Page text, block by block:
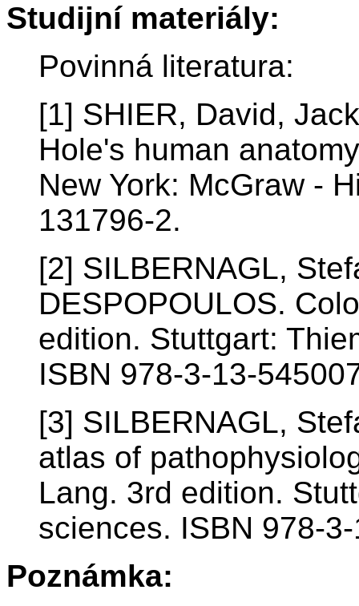
Studijní materiály:
Povinná literatura:
[1] SHIER, David,
Hole's human
New York: McGraw -
131796-2.
[2] SILBERNAGL,
DESPOPOULOS.
edition. Stuttgart:
ISBN 978-3-13-
[3] SILBERNAGL,
atlas of
Lang. 3rd edition.
sciences. ISBN 978-
Poznámka: